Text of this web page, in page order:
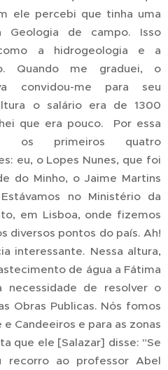
ele percebi que tinha uma
Geologia de campo. Isso
a hidrogeologia e a
Quando me graduei, o
convidou-me para seu
o salário era de 1300
que era pouco. Por essa
os primeiros quatro
eu, o Lopes Nunes, que foi
do Minho, o Jaime Martins
no Ministério da
em Lisboa, onde fizemos
diversos pontos do país. Ah!
interessante. Nessa altura,
de água a Fátima
necessidade de resolver o
Obras Publicas. Nós fomos
Candeeiros e para as zonas
que ele [Salazar] disse: "Se
recorro ao professor Abel